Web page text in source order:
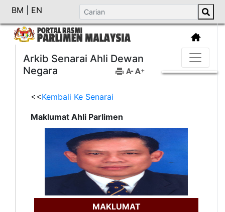
BM EN
Arkib Senarai Ahli Dewan
Negara
<<Kembali Ke Senarai
Maklumat Ahli Parlimen
MAKLUMAT